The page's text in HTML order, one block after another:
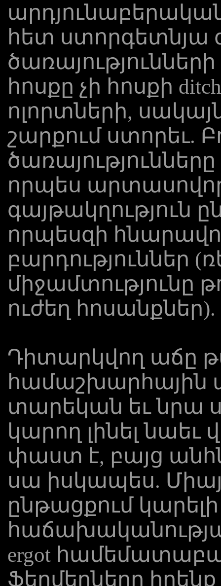
արդյունաբերական
հետ ստորգետնյա
հոսքը չի հոսքի
ոլորտների,
շարքում ստորեւ.
որպես
գայթակղություն
որպեսզի
բարդություններ
միջամտությունը
ուժեղ հոսանքներ).
Դիտարկվող աճը
համաշխարհային
տարեկան եւ նրա
կարող լինել նաեւ
փաստ է, բայց
սա իսկապես.
ընթացքում
ergot
Ֆերմերները իրենք